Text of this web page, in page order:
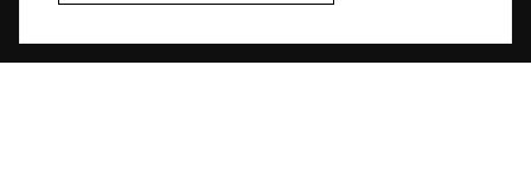
Разработка и